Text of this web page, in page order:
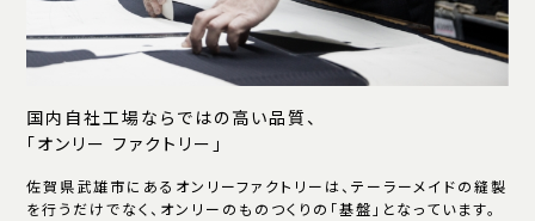
国内自社工場ならではの高い品質、
「オンリー ファクトリー」
佐賀県武雄市にあるオンリーファクトリーは、テーラーメイドの縫製
を行うだけでなく、オンリーのものつくりの「基盤」となっています。